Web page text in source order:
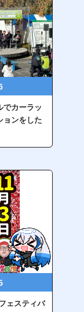
でカーラッ
ョンをした
ェスティバ